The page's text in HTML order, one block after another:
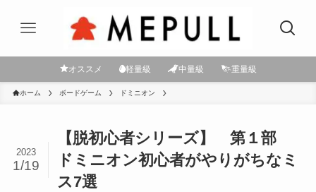
オススメ 軽量級 中量級 重量級
ホーム ボードゲーム ドミニオン
【脱初心者シリーズ】 第１部
ドミニオン初心者がやりがちなミ
ス7選
2023
1/19